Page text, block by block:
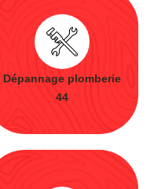
Dépannage plomberie
44